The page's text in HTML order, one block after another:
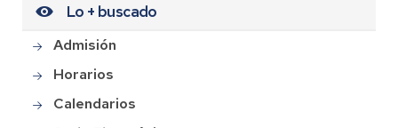
Lo + buscado
Admisión
Horarios
Calendarios